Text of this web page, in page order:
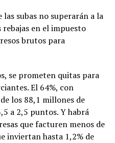
las subas no superarán a la
en el impuesto
brutos para
se prometen quitas para
El 64%, con
los 88,1 millones de
a 2,5 puntos. Y habrá
que facturen menos de
inviertan hasta 1,2% de